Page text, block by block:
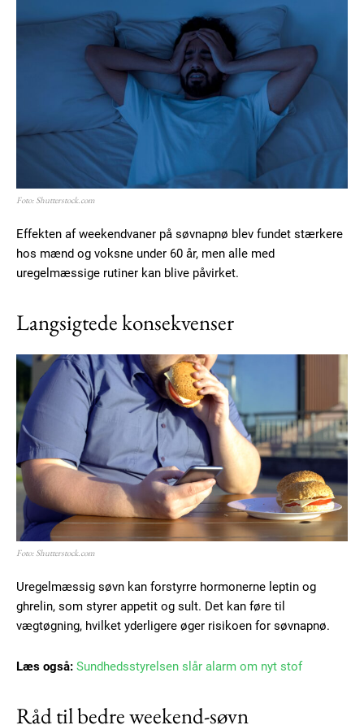
Etiam est nibh, lobortis sit
Praesent euismod ac
Ut mollis pellentesque tortor
Nullam eu erat condimentum
Donec quis est ac felis
Orci varius natoque dolor
Foto: Shutterstock.com
Effekten af weekendvaner på søvnapnø blev fundet stærkere
hos mænd og voksne under 60 år, men alle med
uregelmæssige rutiner kan blive påvirket.
Langsigtede konsekvenser
Foto: Shutterstock.com
Uregelmæssig søvn kan forstyrre hormonerne leptin og
ghrelin, som styrer appetit og sult. Det kan føre til
vægtøgning, hvilket yderligere øger risikoen for søvnapnø.
Læs også: Sundhedsstyrelsen slår alarm om nyt stof
Råd til bedre weekend-søvn